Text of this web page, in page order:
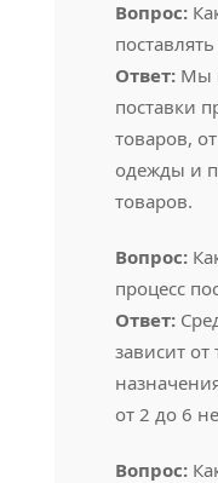
Вопрос:
Ответ:Мы
поставки
товаров,
одежды и
товаров.
Вопрос:
процесс
Ответ:
зависит от
от 2 до 6
Вопрос: